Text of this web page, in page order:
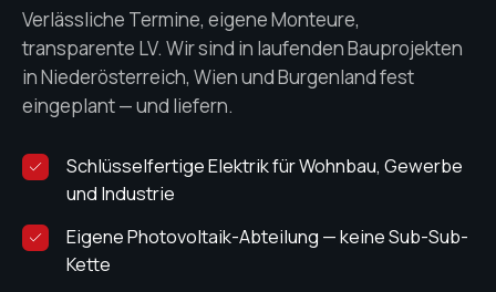
Verlässliche Termine, eigene Monteure,
transparente LV. Wir sind in laufenden Bauprojekten
in Niederösterreich, Wien und Burgenland fest
eingeplant — und liefern.
Schlüsselfertige Elektrik für Wohnbau, Gewerbe
und Industrie
Eigene Photovoltaik-Abteilung — keine Sub-Sub-
Kette